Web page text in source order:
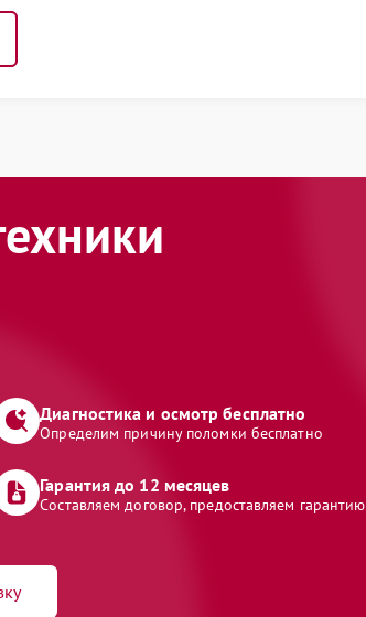
Диагностика и осмотр бесплатно
Определим причину поломки бесплатно
Гарантия до 12 месяцев
Составляем договор, предоставляем гарантию